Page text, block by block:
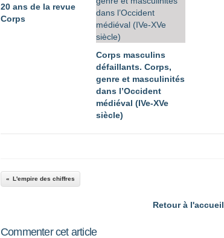
20 ans de la revue
Corps
Corps masculins
défaillants. Corps,
genre et masculinités
dans l’Occident
médiéval (IVe-XVe
siècle)
L'empire des chiffres
Retour à l'accueil
Commenter cet article